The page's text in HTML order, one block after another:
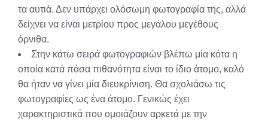
τα αυτιά. Δεν υπάρχει ολόσωμη φωτογραφία της, αλλά
δείχνει να είναι μετρίου προς μεγάλου μεγέθους
όρνιθα.
Στην κάτω σειρά φωτογραφιών βλέπω μία κότα η
οποία κατά πάσα πιθανότητα είναι το ίδιο άτομο, καλό
θα ήταν να γίνει μία διευκρίνιση. Θα σχολιάσω τις
φωτογραφίες ως ένα άτομο. Γενικώς έχει
χαρακτηριστικά που ομοιάζουν αρκετά με την